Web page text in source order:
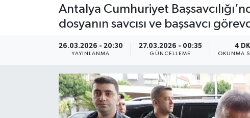
Antalya Cumhuriyet
dosyanın savcısı ve başsavcı
26.03.2026 - 20:30
YAYINLANMA
27.03.2026 - 00:35
GÜNCELLEME
4 DK
OKUNMA